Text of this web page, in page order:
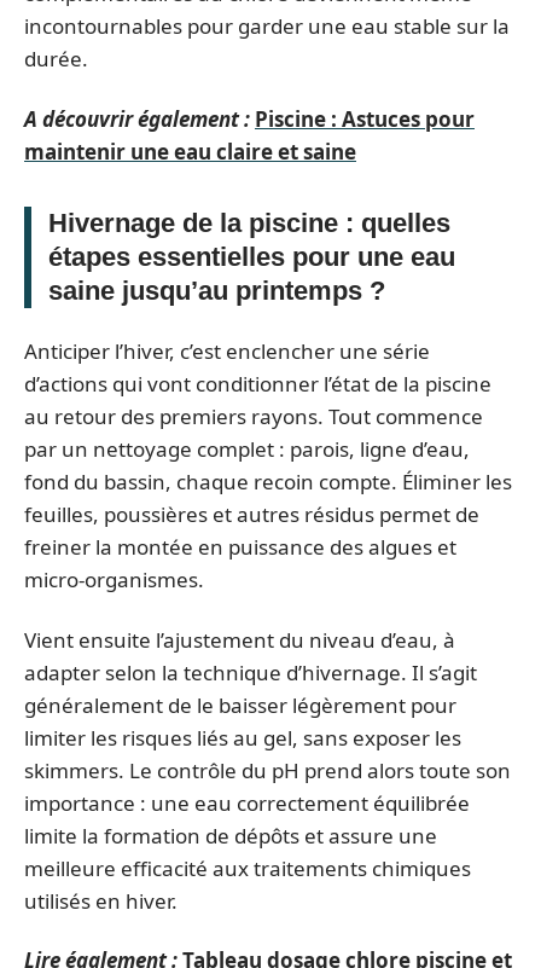
incontournables pour garder une eau stable sur la
durée.
A découvrir également : Piscine : Astuces pour
maintenir une eau claire et saine
Hivernage de la piscine : quelles
étapes essentielles pour une eau
saine jusqu’au printemps ?
Anticiper l’hiver, c’est enclencher une série
d’actions qui vont conditionner l’état de la piscine
au retour des premiers rayons. Tout commence
par un nettoyage complet : parois, ligne d’eau,
fond du bassin, chaque recoin compte. Éliminer les
feuilles, poussières et autres résidus permet de
freiner la montée en puissance des algues et
micro-organismes.
Vient ensuite l’ajustement du niveau d’eau, à
adapter selon la technique d’hivernage. Il s’agit
généralement de le baisser légèrement pour
limiter les risques liés au gel, sans exposer les
skimmers. Le contrôle du pH prend alors toute son
importance : une eau correctement équilibrée
limite la formation de dépôts et assure une
meilleure efficacité aux traitements chimiques
utilisés en hiver.
Lire également :Tableau dosage chlore piscine et